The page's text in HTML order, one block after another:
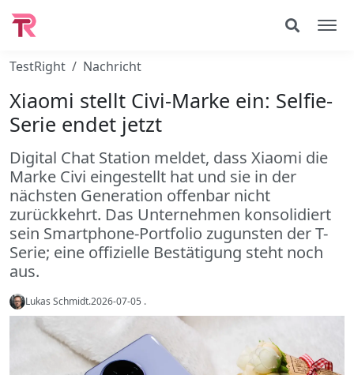
TestRight Nachricht
Xiaomi stellt Civi-Marke ein: Selfie-
Serie endet jetzt
Digital Chat Station meldet, dass Xiaomi die
Marke Civi eingestellt hat und sie in der
nächsten Generation offenbar nicht
zurückkehrt. Das Unternehmen konsolidiert
sein Smartphone-Portfolio zugunsten der T-
Serie; eine offizielle Bestätigung steht noch
aus.
Lukas Schmidt.2026-07-05 .